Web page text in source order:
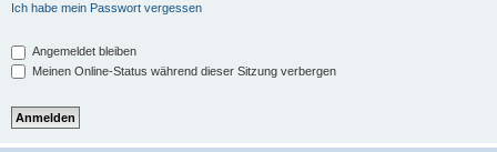
Ich habe mein Passwort vergessen
Angemeldet bleiben
Meinen Online-Status während dieser Sitzung verbergen